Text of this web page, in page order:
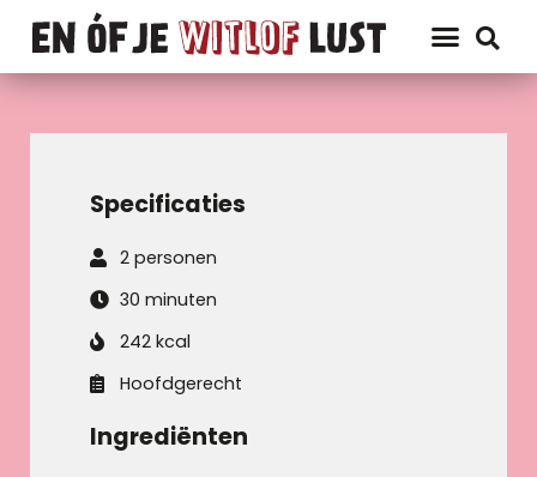
Specificaties
2 personen
30 minuten
242 kcal
Hoofdgerecht
Ingrediënten